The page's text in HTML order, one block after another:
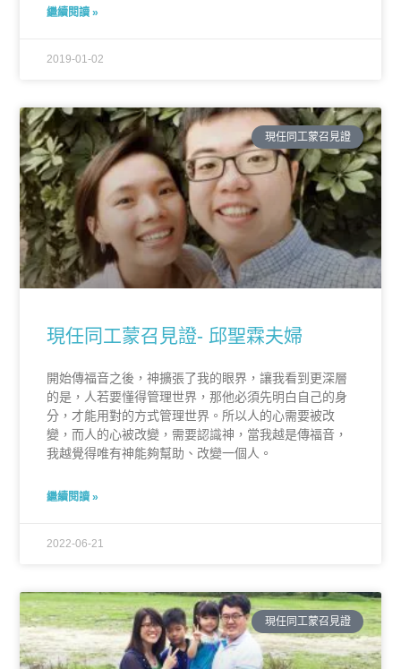
繼續閱讀 »
2019-01-02
現任同工蒙召見證
現任同工蒙召見證- 邱聖霖夫婦
開始傳福音之後，神擴張了我的眼界，讓我看到更深層
的是，人若要懂得管理世界，那他必須先明白自己的身
分，才能用對的方式管理世界。所以人的心需要被改
變，而人的心被改變，需要認識神，當我越是傳福音，
我越覺得唯有神能夠幫助、改變一個人。
繼續閱讀 »
2022-06-21
現任同工蒙召見證